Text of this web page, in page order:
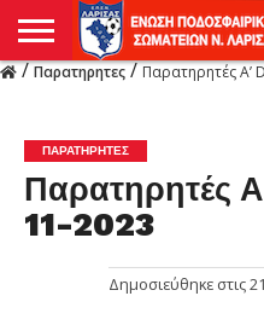
Η
/Παρατηρητες/Παρατηρητές Α’
ΠΑΡΑΤΗΡΗΤΕΣ
Παρατηρητές
11-2023
Δημοσιεύθηκε στις